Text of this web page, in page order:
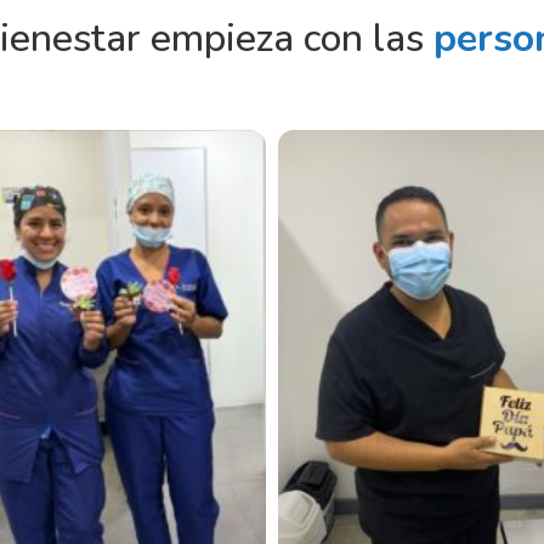
empieza con las